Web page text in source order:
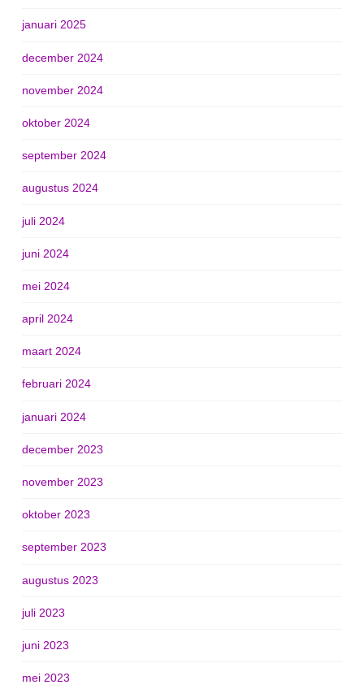
januari 2025
december 2024
november 2024
oktober 2024
september 2024
augustus 2024
juli 2024
juni 2024
mei 2024
april 2024
maart 2024
februari 2024
januari 2024
december 2023
november 2023
oktober 2023
september 2023
augustus 2023
juli 2023
juni 2023
mei 2023